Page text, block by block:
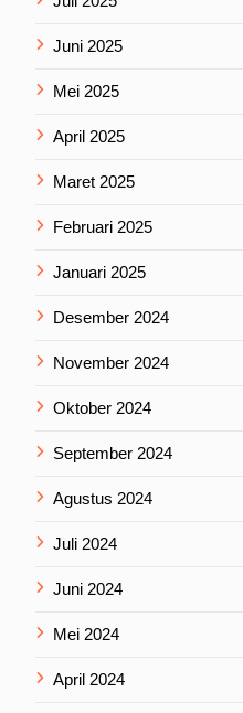
Juni 2025
Mei 2025
April 2025
Maret 2025
Februari 2025
Januari 2025
Desember 2024
November 2024
Oktober 2024
September 2024
Agustus 2024
Juli 2024
Juni 2024
Mei 2024
April 2024